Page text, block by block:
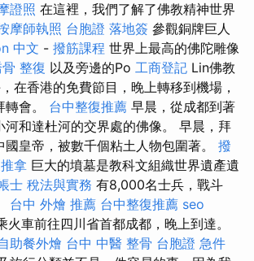
證照 在這裡，我們了解了佛教精神世界
摩師執照 台胞證 落地簽 參觀銅牌巨人
中文 - 撥筋課程 世界上最高的佛陀雕像
整復 以及旁邊的Po 工商登記 Lin佛教
在香港的免費節目，晚上轉移到機場，
會。 台中整復推薦 早晨，從成都到著
河和達杜河的交界處的佛像。 早晨，拜
皇帝，被數千個粘土人物包圍著。 撥
拿 巨大的墳墓是教科文組織世界遺產遺
士 稅法與實務 有8,000名士兵，戰斗
台中 外燴 推薦 台中整復推薦 seo
火車前往四川省首都成都，晚上到達。
助餐外燴 台中 中醫 整骨 台胞證 急件